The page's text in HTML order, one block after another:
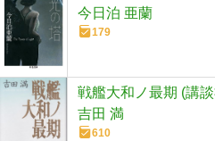
今日泊 亜蘭
179
戦艦大和ノ最期 (講
吉田 満
610